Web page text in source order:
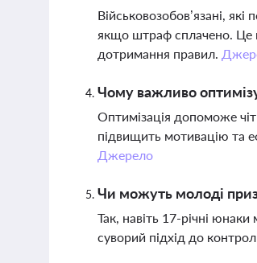
Військовозобов’язані,
якщо штраф сплачено. Це
дотримання правил.
Чому важливо
Оптимізація допоможе
підвищить мотивацію та
Джерело
Чи можуть молоді
Так, навіть 17-річні
суворий підхід до